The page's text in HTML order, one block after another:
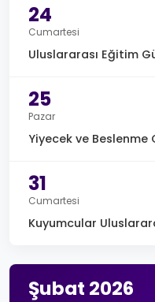
24
Cumartesi
Uluslararası Eğitim
25
Pazar
Yiyecek ve Beslenme
31
Cumartesi
Kuyumcular
Şubat 2026